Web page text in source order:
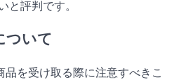
と評判です。
ついて
品を受け取る際に注意すべきこ